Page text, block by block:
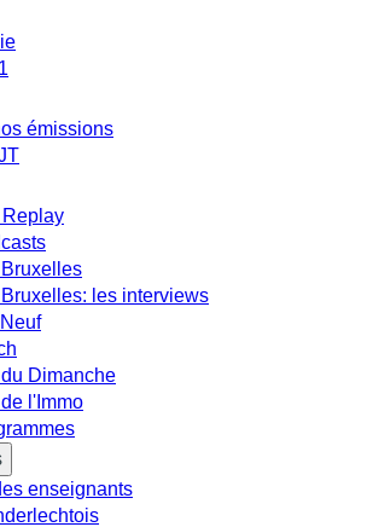
émissions
Replay
les interviews
Neuf
Dimanche
l'Immo
enseignants